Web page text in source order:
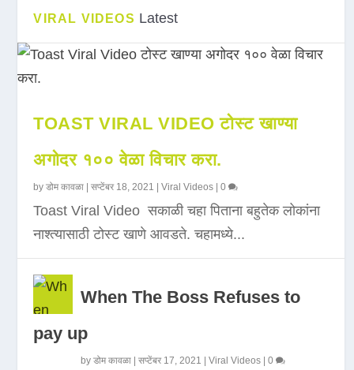
VIRAL VIDEOS Latest
TOAST VIRAL VIDEO टोस्ट खाण्या
अगोदर १०० वेळा विचार करा.
byडोम कावळा |सप्टेंबर 18, 2021 |Viral Videos |0
Toast Viral Video सकाळी चहा पिताना बहुतेक लोकांना
नाश्त्यासाठी टोस्ट खाणे आवडते. चहामध्ये...
When The Boss Refuses to
pay up
byडोम कावळा |सप्टेंबर 17, 2021 |Viral Videos |0